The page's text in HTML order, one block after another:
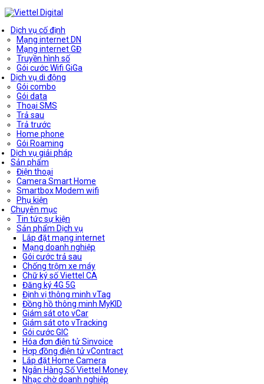
Dịch vụ cố định
Mạng internet DN
Mạng internet GĐ
Truyền hình số
Gói cước Wifi GiGa
Dịch vụ di động
Gói combo
Gói data
Thoại SMS
Trả sau
Trả trước
Home phone
Gói Roaming
Dịch vụ giải pháp
Sản phẩm
Điện thoại
Camera Smart Home
Smartbox Modem wifi
Phụ kiện
Chuyên mục
Tin tức sự kiện
Sản phẩm Dịch vụ
Lắp đặt mạng internet
Mạng doanh nghiệp
Gói cước trả sau
Chống trộm xe máy
Chữ ký số Viettel CA
Đăng ký 4G 5G
Định vị thông minh vTag
Đồng hồ thông minh MyKID
Giám sát oto vCar
Giám sát oto vTracking
Gói cước GIC
Hóa đơn điện tử Sinvoice
Hợp đồng điện tử vContract
Lắp đặt Home Camera
Ngân Hàng Số Viettel Money
Nhạc chờ doanh nghiệp